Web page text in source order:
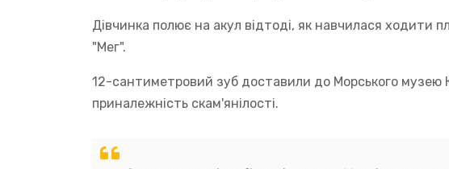
Дівчинка полює на акул відтоді, як навчилася
"Мег".
12-сантиметровий зуб доставили до Морського музею
приналежність скам'янілості.